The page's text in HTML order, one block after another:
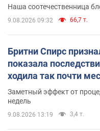
Наша соотечественница
9.08.2026 09:32 66,7 т.
Бритни Спирс
показала
ходила так почти
Заметный эффект от
недель
9.08.2026 13:19 3,4 т.